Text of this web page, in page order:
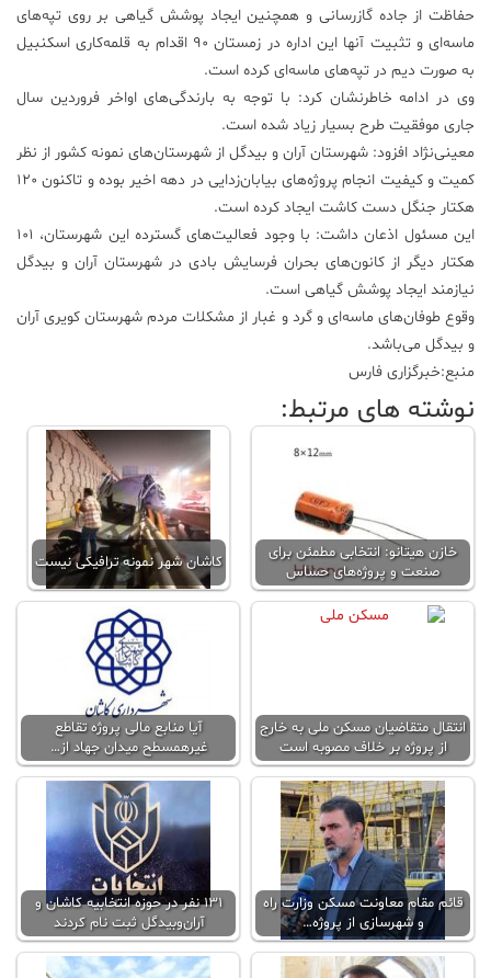
حفاظت از جاده گازرسانی و همچنین ایجاد پوشش گیاهی بر روی تپه‌های
ماسه‌ای و تثبیت آنها این اداره در زمستان 90 اقدام به قلمه‌کاری اسکنبیل
به صورت دیم در تپه‌های ماسه‌ای کرده است.
وی در ادامه خاطرنشان کرد: با توجه به بارندگی‌های اواخر فروردین سال
جاری موفقیت طرح بسیار زیاد شده است.
معینی‌نژاد افزود: شهرستان آران و بیدگل از شهرستان‌های نمونه کشور از نظر
کمیت و کیفیت انجام پروژه‌های بیابان‌زدایی در دهه اخیر بوده و تاکنون 120
هکتار جنگل دست کاشت ایجاد کرده است.
این مسئول اذعان داشت: با وجود فعالیت‌های گسترده این شهرستان، 101
هکتار دیگر از کانون‌های بحران فرسایش بادی در شهرستان آران و بیدگل
نیازمند ایجاد پوشش گیاهی است.
وقوع طوفان‌های ماسه‌ای و گرد و غبار از مشکلات مردم شهرستان کویری آران
و بیدگل می‌باشد.
منبع:خبرگزاری فارس
نوشته های مرتبط:
خازن هیتانو: انتخابی مطمئن برای
صنعت و پروژه‌های حساس
کاشان شهر نمونه ترافیکی نیست
انتقال متقاضیان مسکن ملی به خارج
از پروژه بر خلاف مصوبه است
آیا منابع مالی پروژه تقاطع
غیرهمسطح میدان جهاد از…
قائم مقام معاونت مسکن وزارت راه
و شهرسازی از پروژه…
۱۳۱ نفر در حوزه انتخابیه کاشان و
آران‌و‌بیدگل ثبت نام کردند